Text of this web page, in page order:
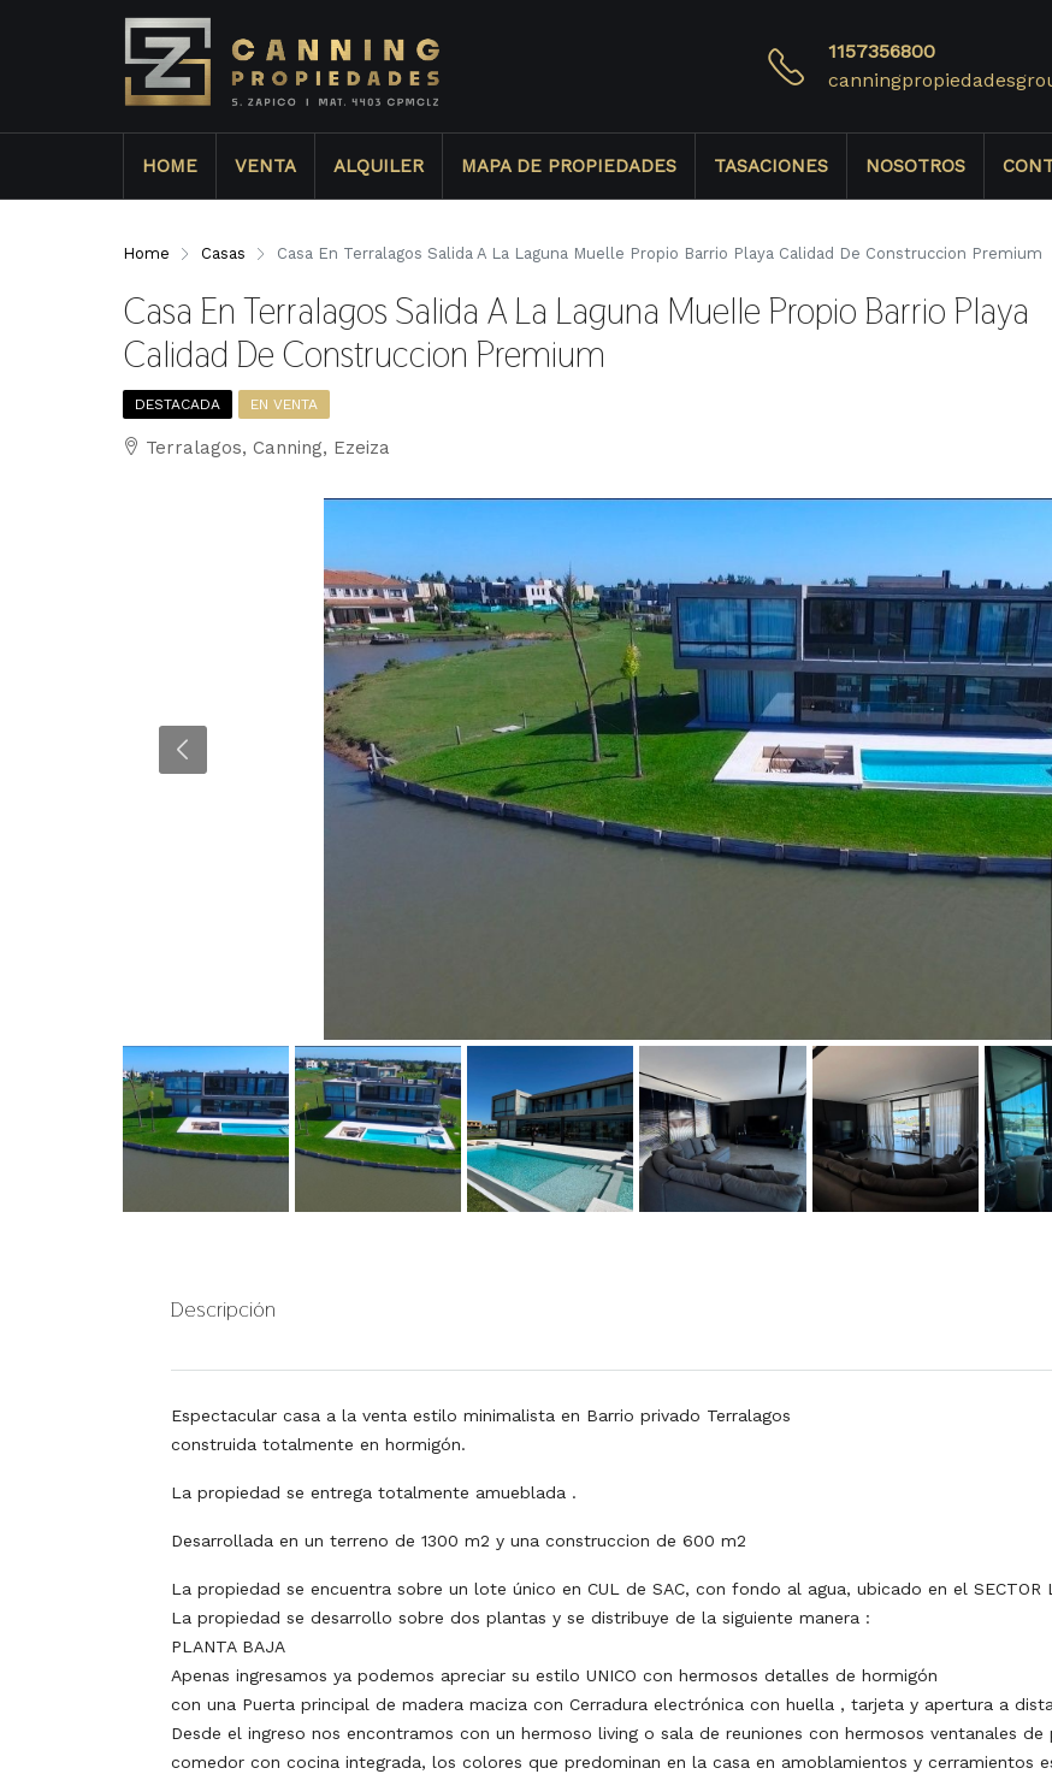
1157356800
HOME VENTA ALQUILER MAPA DE PROPIEDADES TASACIONES NOSOTROS
Home Casas Casa En Terralagos Salida A La Laguna Muelle Propio Barrio Playa Calidad De Construccion Premium
Casa En Terralagos Salida A La Laguna Muelle Propio Barrio Playa
Calidad De Construccion Premium
DESTACADA EN VENTA
Terralagos, Canning, Ezeiza
Descripción
Espectacular casa a la venta estilo minimalista en Barrio privado Terralagos
construida totalmente en hormigón.
La propiedad se entrega totalmente amueblada .
Desarrollada en un terreno de 1300 m2 y una construccion de 600 m2
La propiedad se encuentra sobre un lote único en CUL de SAC, con fondo al agua, ubicado en el SECTOR
La propiedad se desarrollo sobre dos plantas y se distribuye de la siguiente manera :
PLANTA BAJA
Apenas ingresamos ya podemos apreciar su estilo UNICO con hermosos detalles de hormigón
con una Puerta principal de madera maciza con Cerradura electrónica con huella , tarjeta y apertura a
Desde el ingreso nos encontramos con un hermoso living o sala de reuniones con hermosos ventanales
comedor con cocina integrada, los colores que predominan en la casa en amoblamientos y cerramientos